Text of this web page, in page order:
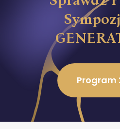
Program